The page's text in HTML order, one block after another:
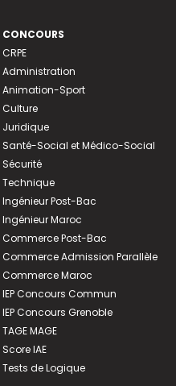
CONCOURS
CRPE
Administration
Animation-Sport
Culture
Juridique
Santé-Social et Médico-Social
Sécurité
Technique
Ingénieur Post-Bac
Ingénieur Maroc
Commerce Post-Bac
Commerce Admission Parallèle
Commerce Maroc
IEP Concours Commun
IEP Concours Grenoble
TAGE MAGE
Score IAE
Tests de Logique